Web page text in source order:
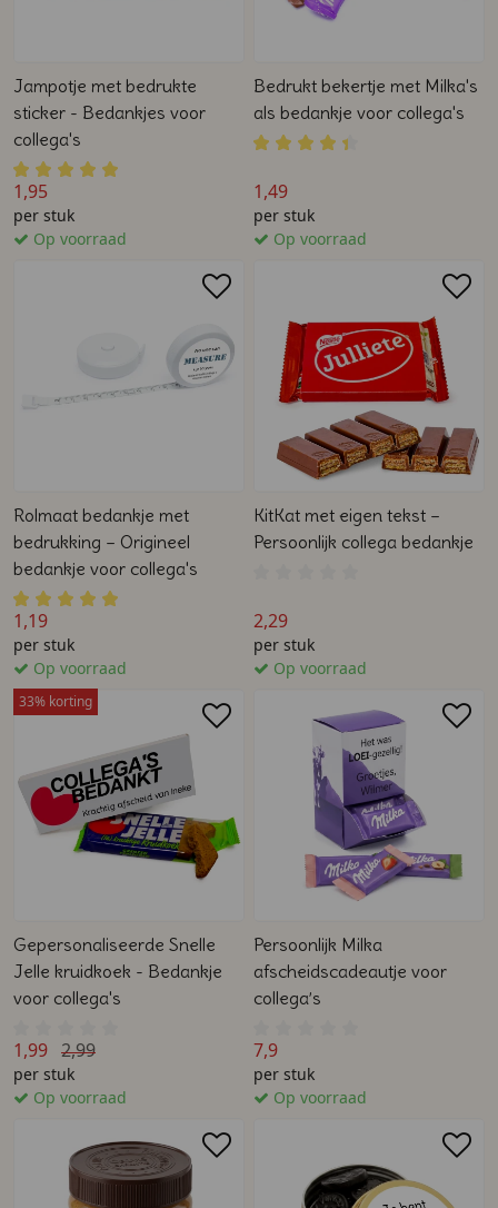
Jampotje met bedrukte
sticker - Bedankjes voor
collega's
1,95
per stuk
Op voorraad
Bedrukt bekertje met Milka's
als bedankje voor collega's
1,49
per stuk
Op voorraad
Rolmaat bedankje met
bedrukking – Origineel
bedankje voor collega's
1,19
per stuk
Op voorraad
KitKat met eigen tekst –
Persoonlijk collega bedankje
2,29
per stuk
Op voorraad
33% korting
Gepersonaliseerde Snelle
Jelle kruidkoek - Bedankje
voor collega's
1,99 2,99
per stuk
Op voorraad
Persoonlijk Milka
afscheidscadeautje voor
collega’s
7,9
per stuk
Op voorraad